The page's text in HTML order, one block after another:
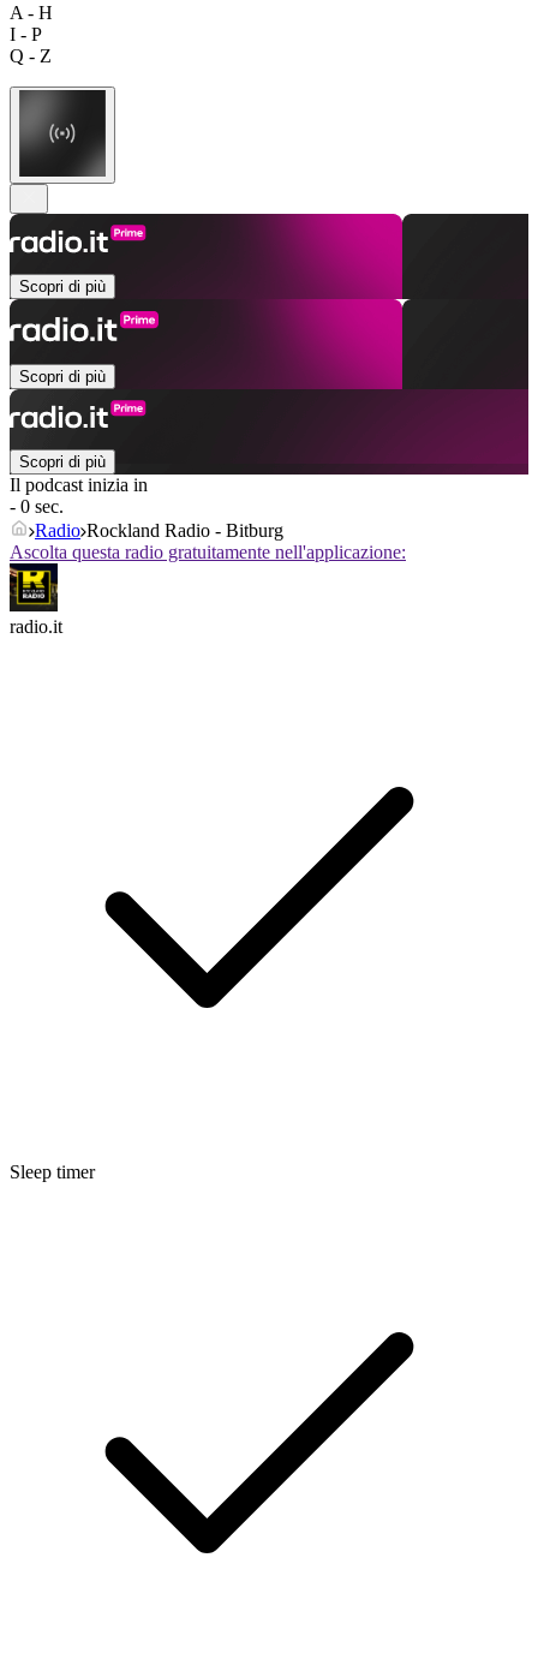
A - H
I - P
Q - Z
Scopri di più
Scopri di più
Scopri di più
Il podcast inizia in
- 0 sec.
Radio Rockland Radio - Bitburg
Ascolta questa radio gratuitamente nell'applicazione:
radio.it
Sleep timer